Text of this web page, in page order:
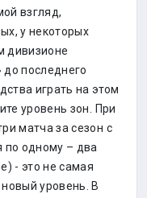
взгляд,
у некоторых
дивизионе
последнего
играть на этом
уровень зон. При
матча за сезон с
по одному – два
- это не самая
уровень. В